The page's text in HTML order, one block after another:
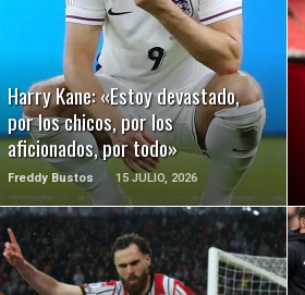
Harry Kane: «Estoy devastado,
por los chicos, por los
aficionados, por todo»
Freddy Bustos 15 JULIO, 2026
LEER MÁS